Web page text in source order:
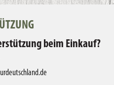
beim Einkauf?